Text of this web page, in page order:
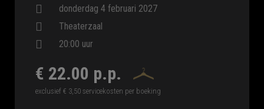
donderdag 4 februari 2027
Theaterzaal
20:00 uur
€ 22.00 p.p.
exclusief € 3,50 servicekosten per boeking